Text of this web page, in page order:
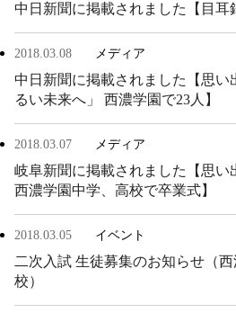
中日新聞に掲載されました【目耳
2018.03.08 メディア
中日新聞に掲載されました【思
るい未来へ」 西濃学園で23人】
2018.03.07 メディア
岐阜新聞に掲載されました【思
西濃学園中学、高校で卒業式】
2018.03.05 イベント
二次入試 生徒募集のお知らせ（
校）